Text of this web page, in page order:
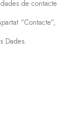
de contacte
“Contacte”,
Dades.